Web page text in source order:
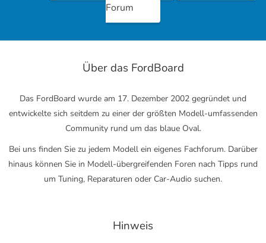
Forum
Über das FordBoard
Das FordBoard wurde am 17. Dezember 2002 gegründet und
entwickelte sich seitdem zu einer der größten Modell-umfassenden
Community rund um das blaue Oval.
Bei uns finden Sie zu jedem Modell ein eigenes Fachforum. Darüber
hinaus können Sie in Modell-übergreifenden Foren nach Tipps rund
um Tuning, Reparaturen oder Car-Audio suchen.
Hinweis